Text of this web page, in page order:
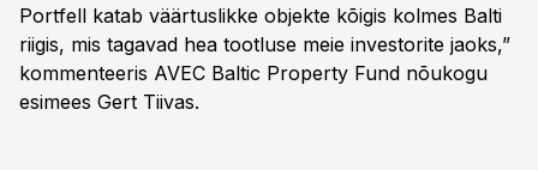
Portfell katab väärtuslikke objekte kõigis kolmes Balti
riigis, mis tagavad hea tootluse meie investorite jaoks,”
kommenteeris AVEC Baltic Property Fund nõukogu
esimees Gert Tiivas.